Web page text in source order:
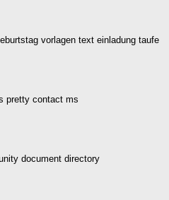
vorlagen text einladung taufe
pretty contact ms
document directory